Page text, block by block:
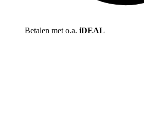
Betalen met o.a. iDEAL